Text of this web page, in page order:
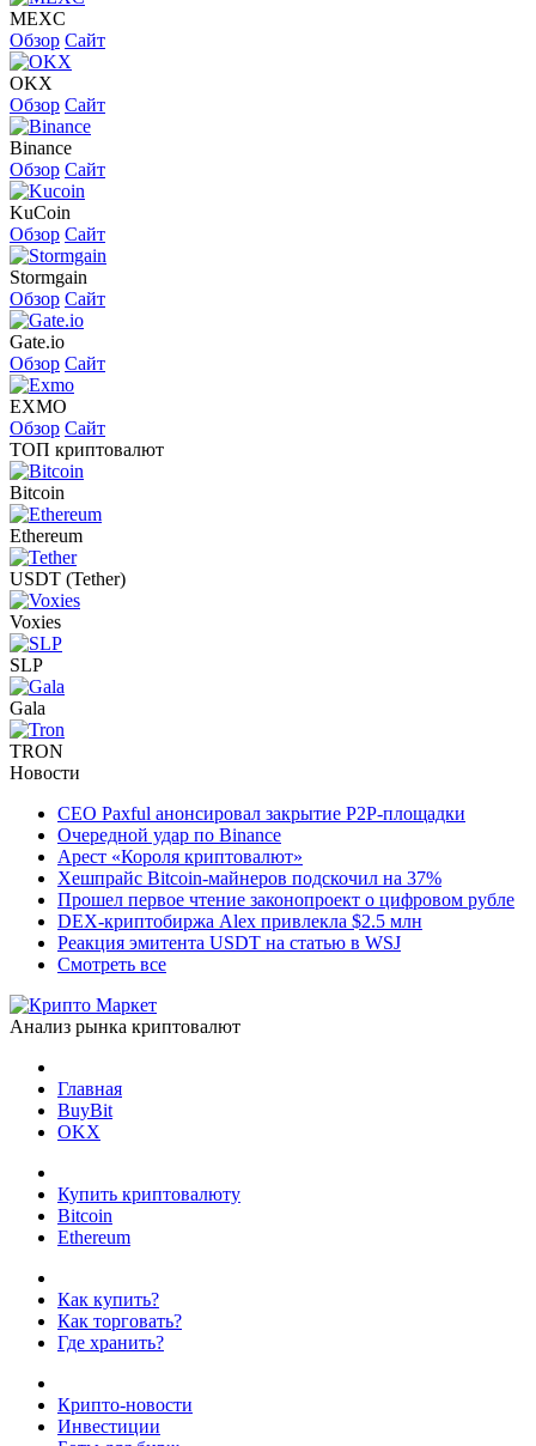
MEXC
Обзор Сайт
OKX
Обзор Сайт
Binance
Обзор Сайт
KuCoin
Обзор Сайт
Stormgain
Обзор Сайт
Gate.io
Обзор Сайт
EXMO
Обзор Сайт
ТОП криптовалют
Bitcoin
Ethereum
USDT (Tether)
Voxies
SLP
Gala
TRON
Новости
CEO Paxful анонсировал закрытие P2P-площадки
Очередной удар по Binance
Арест «Короля криптовалют»
Хешпрайс Bitcoin-майнеров подскочил на 37%
Прошел первое чтение законопроект о цифровом рубле
DEX-криптобиржа Alex привлекла $2.5 млн
Реакция эмитента USDT на статью в WSJ
Смотреть все
Анализ рынка криптовалют
Главная
BuyBit
OKX
Купить криптовалюту
Bitcoin
Ethereum
Как купить?
Как торговать?
Где хранить?
Крипто-новости
Инвестиции